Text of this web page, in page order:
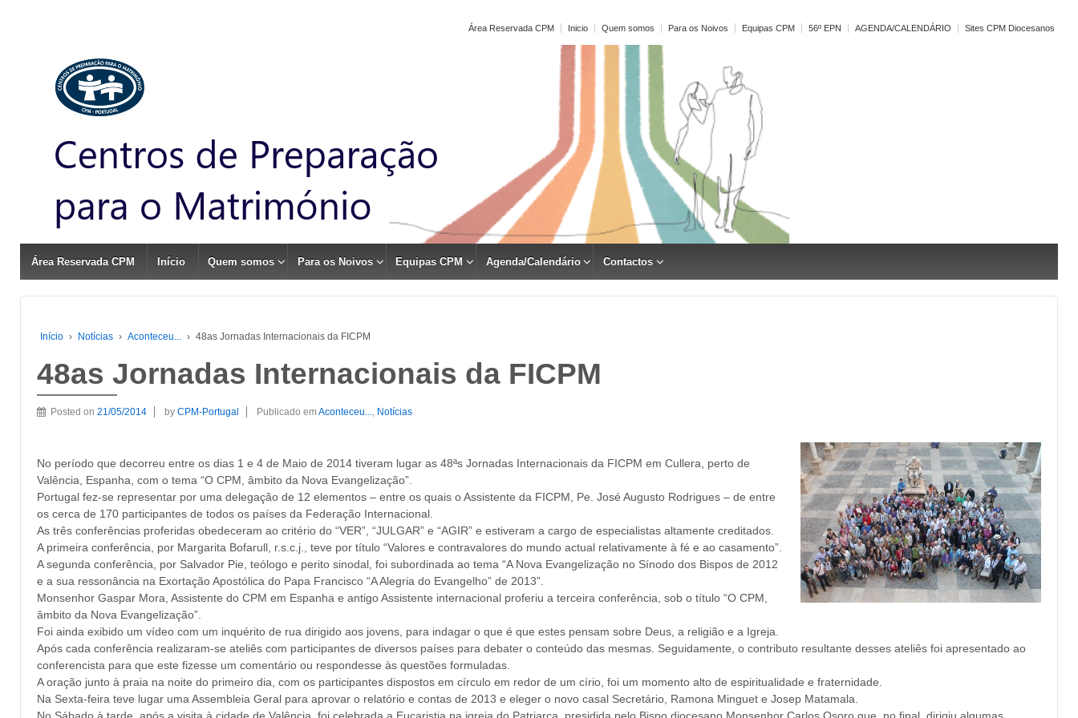
Área Reservada CPM Inicio Quem somos Para os Noivos Equipas CPM 56º EPN AGENDA/CALENDÁRIO Sites CPM Diocesanos
Área Reservada CPM Início Quem somos Para os Noivos Equipas CPM Agenda/Calendário Contactos
Início › Notícias › Aconteceu... › 48as Jornadas Internacionais da FICPM
48as Jornadas Internacionais da FICPM
Posted on 21/05/2014 by CPM-Portugal Publicado emAconteceu... Notícias
No período que decorreu entre os dias 1 e 4 de Maio de 2014 tiveram lugar as 48ªs Jornadas Internacionais da FICPM em Cullera, perto de
Valência, Espanha, com o tema “O CPM, âmbito da Nova Evangelização”.
Portugal fez-se representar por uma delegação de 12 elementos – entre os quais o Assistente da FICPM, Pe. José Augusto Rodrigues – de entre
os cerca de 170 participantes de todos os países da Federação Internacional.
As três conferências proferidas obedeceram ao critério do “VER”, “JULGAR” e “AGIR” e estiveram a cargo de especialistas altamente creditados.
A primeira conferência, por Margarita Bofarull, r.s.c.j., teve por título “Valores e contravalores do mundo actual relativamente à fé e ao casamento”.
A segunda conferência, por Salvador Pie, teólogo e perito sinodal, foi subordinada ao tema “A Nova Evangelização no Sínodo dos Bispos de 2012
e a sua ressonância na Exortação Apostólica do Papa Francisco “A Alegria do Evangelho” de 2013”.
Monsenhor Gaspar Mora, Assistente do CPM em Espanha e antigo Assistente internacional proferiu a terceira conferência, sob o título “O CPM,
âmbito da Nova Evangelização”.
Foi ainda exibido um vídeo com um inquérito de rua dirigido aos jovens, para indagar o que é que estes pensam sobre Deus, a religião e a Igreja.
Após cada conferência realizaram-se ateliês com participantes de diversos países para debater o conteúdo das mesmas. Seguidamente, o contributo resultante desses ateliês foi apresentado ao
conferencista para que este fizesse um comentário ou respondesse às questões formuladas.
A oração junto à praia na noite do primeiro dia, com os participantes dispostos em círculo em redor de um círio, foi um momento alto de espiritualidade e fraternidade.
Na Sexta-feira teve lugar uma Assembleia Geral para aprovar o relatório e contas de 2013 e eleger o novo casal Secretário, Ramona Minguet e Josep Matamala.